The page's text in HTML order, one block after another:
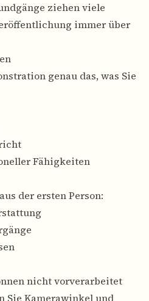
ziehen viele
immer über
genau das, was Sie
Fähigkeiten
der ersten Person:
nicht vorverarbeitet
Sie Kamerawinkel und